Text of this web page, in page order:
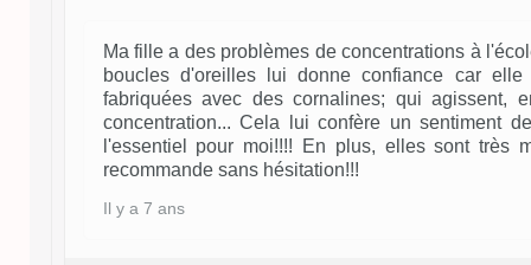
Ma fille a des problèmes de concentrations à
boucles d'oreilles lui donne confiance car
fabriquées avec des cornalines; qui agissent,
concentration... Cela lui confère un sentiment
l'essentiel pour moi!!!! En plus, elles sont très
recommande sans hésitation!!!
Il y a 7 ans